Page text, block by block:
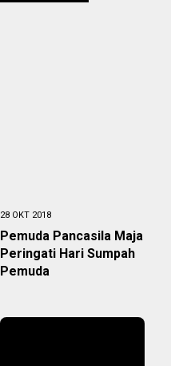
28 OKT 2018
Pemuda Pancasila Maja
Peringati Hari Sumpah
Pemuda